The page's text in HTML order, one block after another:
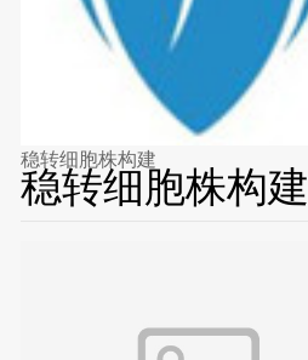
稳转细胞株构建
稳转细胞株构建